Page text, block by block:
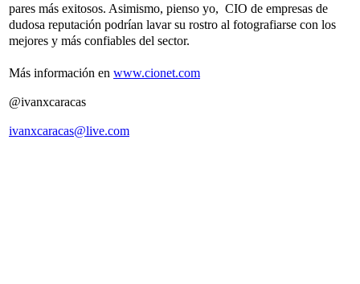
pares más exitosos. Asimismo, pienso yo, CIO de empresas de
dudosa reputación podrían lavar su rostro al fotografiarse con los
mejores y más confiables del sector.
Más información en www.cionet.com
@ivanxcaracas
ivanxcaracas@live.com